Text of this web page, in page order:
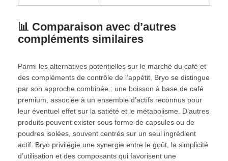
📊 Comparaison avec d’autres
compléments similaires
Parmi les alternatives potentielles sur le marché du café et
des compléments de contrôle de l’appétit, Bryo se distingue
par son approche combinée : une boisson à base de café
premium, associée à un ensemble d’actifs reconnus pour
leur éventuel effet sur la satiété et le métabolisme. D’autres
produits peuvent exister sous forme de capsules ou de
poudres isolées, souvent centrés sur un seul ingrédient
actif. Bryo privilégie une synergie entre le goût, la simplicité
d’utilisation et des composants qui favorisent une